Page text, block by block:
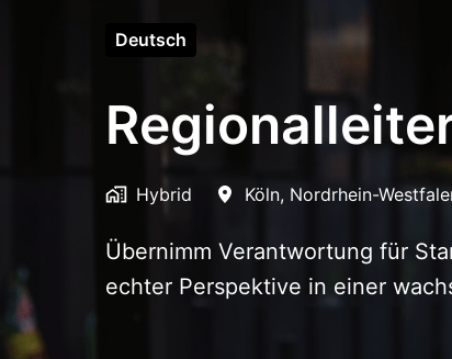
Deutsch
Hybrid Köln, Nordrhein-
Übernimm Verantwortung für
echter Perspektive in einer